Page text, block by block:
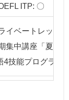
ITP: 〇
イベートレッス
集中講座「夏期
4技能プログラム